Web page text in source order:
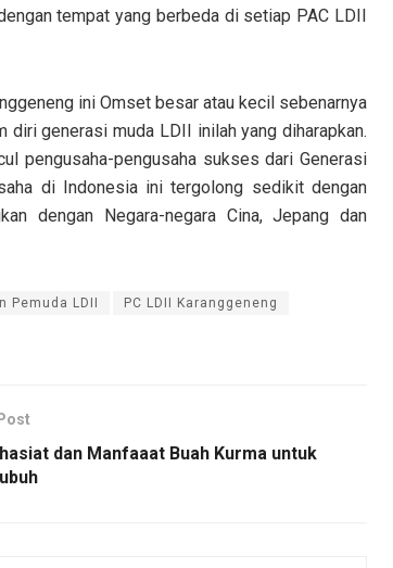
tempat yang berbeda di setiap PAC LDII
ini Omset besar atau kecil sebenarnya
diri generasi muda LDII inilah yang diharapkan.
pengusaha-pengusaha sukses dari Generasi
di Indonesia ini tergolong sedikit dengan
dengan Negara-negara Cina, Jepang dan
Pemuda LDII PC LDII Karanggeneng
dan Manfaaat Buah Kurma untuk